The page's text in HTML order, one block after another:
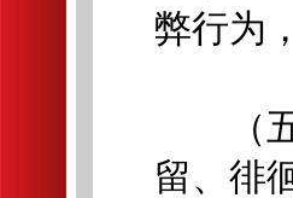
弊行为
（五
留、徘